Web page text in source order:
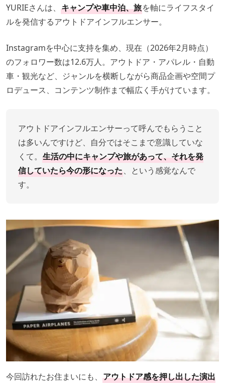
YURIEさんは、 キャンプや車中泊、旅を軸にライフスタイ
ルを発信するアウトドアインフルエンサー。
Instagramを中心に支持を集め、現在（2026年2月時点）
のフォロワー数は12.6万人。アウトドア・アパレル・自動
車・観光など、ジャンルを横断しながら商品企画や空間プ
ロデュース、コンテンツ制作まで幅広く手がけています。
アウトドアインフルエンサーって呼んでもらうこと
は多いんですけど、自分ではそこまで意識していな
くて。 生活の中にキャンプや旅があって、それを発
信していたら今の形になった、という感覚なんで
す。
今回訪れたお住まいにも、 アウトドア感を押し出した演出